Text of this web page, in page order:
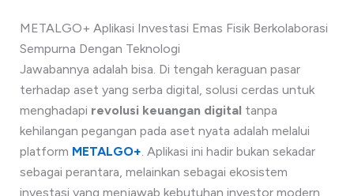
METALGO+ Aplikasi Investasi Emas Fisik Berkolaborasi
Sempurna Dengan Teknologi
Jawabannya adalah bisa. Di tengah keraguan pasar
terhadap aset yang serba digital, solusi cerdas untuk
menghadapi revolusi keuangan digital tanpa
kehilangan pegangan pada aset nyata adalah melalui
platform METALGO+. Aplikasi ini hadir bukan sekadar
sebagai perantara, melainkan sebagai ekosistem
investasi yang menjawab kebutuhan investor modern